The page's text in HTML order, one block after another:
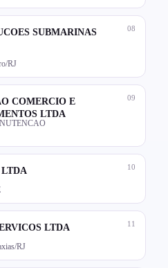
08
SUBMARINAS
RJ
09
COMERCIO E
LTDA
10
11
LTDA
RJ